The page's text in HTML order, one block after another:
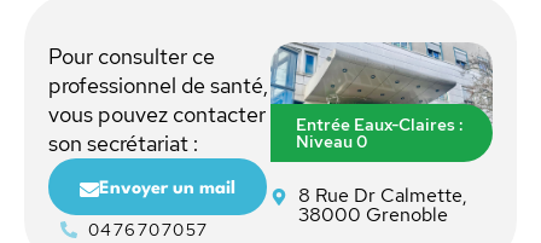
Pour consulter ce
professionnel de santé,
vous pouvez contacter
son secrétariat :
Envoyer un mail
0476707057
Entrée Eaux-Claires :
Niveau 0
8 Rue Dr Calmette,
38000 Grenoble